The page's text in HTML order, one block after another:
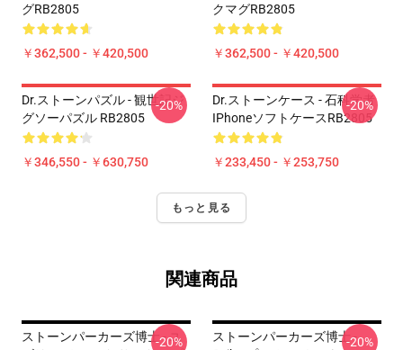
グRB2805
￥362,500 - ￥420,500
クマグRB2805
￥362,500 - ￥420,500
Dr.ストーンパズル - 観世記ジ
グソーパズル RB2805
￥346,550 - ￥630,750
-20%
Dr.ストーンケース - 石科学者
IPhoneソフトケースRB2805
￥233,450 - ￥253,750
-20%
もっと見る
関連商品
ストーンパーカーズ博士 - ユ
-20%
ストーンパーカーズ博士 --20%